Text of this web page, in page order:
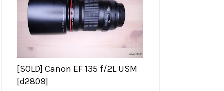
[SOLD] Canon EF 135 f/2L USM
[d2809]